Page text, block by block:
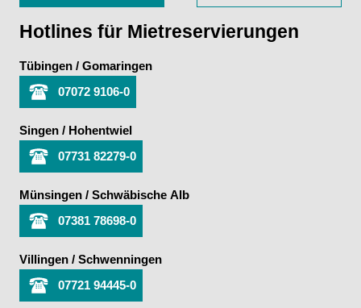
Hotlines für Mietreservierungen
Tübingen / Gomaringen
07072 9106-0
Singen / Hohentwiel
07731 82279-0
Münsingen / Schwäbische Alb
07381 78698-0
Villingen / Schwenningen
07721 94445-0